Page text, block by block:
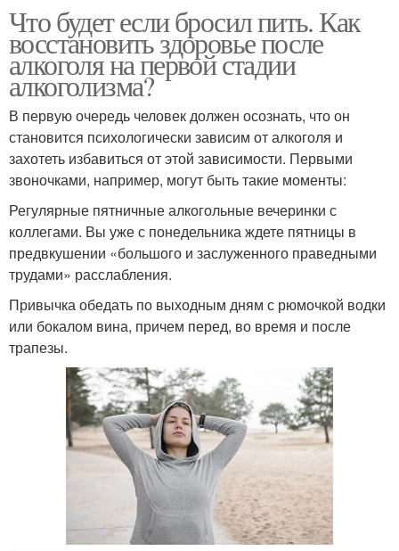
Что будет если бросил пить. Как
восстановить здоровье после
алкоголя на первой стадии
алкоголизма?
В первую очередь человек должен осознать, что он
становится психологически зависим от алкоголя и
захотеть избавиться от этой зависимости. Первыми
звоночками, например, могут быть такие моменты:
Регулярные пятничные алкогольные вечеринки с
коллегами. Вы уже с понедельника ждете пятницы в
предвкушении «большого и заслуженного праведными
трудами» расслабления.
Привычка обедать по выходным дням с рюмочкой водки
или бокалом вина, причем перед, во время и после
трапезы.